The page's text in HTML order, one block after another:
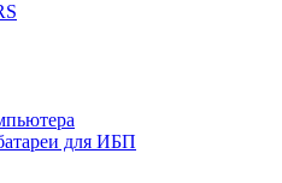
для ИБП